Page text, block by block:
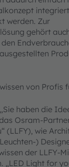
werden. Zur
gehört
von Profis
haben die
Osram-
(LLFY), wie
)
der LLFY-
„LED Light for